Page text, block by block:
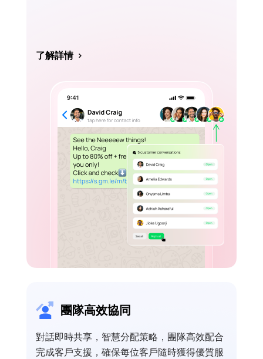
了解詳情 >
團隊高效協同
對話即時共享，智慧分配策略，團隊高效配合
完成客戶支援，確保每位客戶隨時獲得優質服